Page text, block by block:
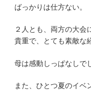
ばっかりは仕方ない。
２人とも、両方の大会
貴重で、とても素敵な
母は感動しっぱなしで
また、ひとつ夏のイベ